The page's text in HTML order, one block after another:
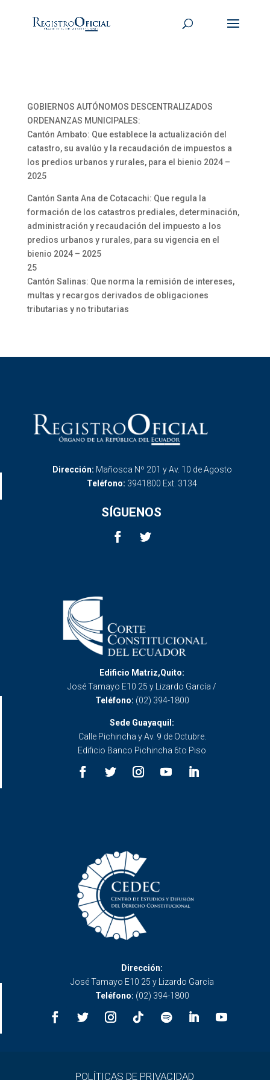
GOBIERNOS AUTÓNOMOS DESCENTRALIZADOS
ORDENANZAS MUNICIPALES:
Cantón Ambato: Que establece la actualización del
catastro, su avalúo y la recaudación de impuestos a
los predios urbanos y rurales, para el bienio 2024 –
2025
Cantón Santa Ana de Cotacachi: Que regula la
formación de los catastros prediales, determinación,
administración y recaudación del impuesto a los
predios urbanos y rurales, para su vigencia en el
bienio 2024 – 2025
25
Cantón Salinas: Que norma la remisión de intereses,
multas y recargos derivados de obligaciones
tributarias y no tributarias
Dirección: Mañosca Nº 201 y Av. 10 de Agosto
Teléfono: 3941800 Ext. 3134
SÍGUENOS
Edificio Matriz,Quito:
José Tamayo E10 25 y Lizardo García /
Teléfono: (02) 394-1800
Sede Guayaquil:
Calle Pichincha y Av. 9 de Octubre.
Edificio Banco Pichincha 6to Piso
Dirección:
José Tamayo E10 25 y Lizardo García
Teléfono: (02) 394-1800
POLÍTICAS DE PRIVACIDAD